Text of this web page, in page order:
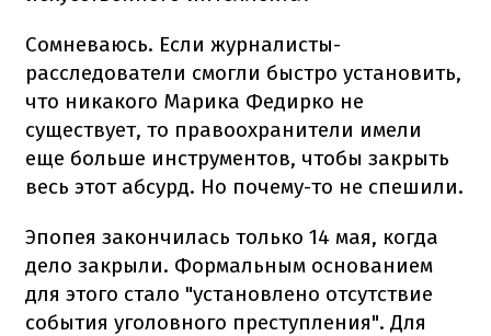
Сомневаюсь. Если журналисты-
расследователи смогли быстро установить,
что никакого Марика Федирко не
существует, то правоохранители имели
еще больше инструментов, чтобы закрыть
весь этот абсурд. Но почему-то не спешили.
Эпопея закончилась только 14 мая, когда
дело закрыли. Формальным основанием
для этого стало "установлено отсутствие
события уголовного преступления". Для